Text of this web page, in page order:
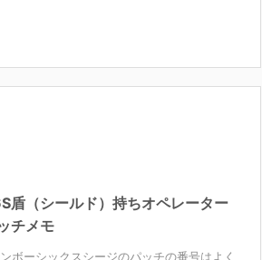
盾（シールド）持ちオペレーター
チメモ
ボーシックスシージのパッチの番号はよく